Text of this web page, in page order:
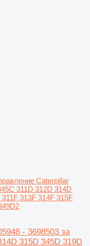
Caterpillar
311D 312D 314D
313F 314F 315F
- 3698503 за
315D 345D 319D